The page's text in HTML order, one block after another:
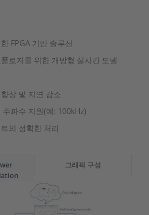
FPGA 기반 솔루션
로지를 위한 개방형 실시간 모델
상 및 지연 감소
파수 지원(예: 100kHz)
의 정확한 처리
그래픽 구성